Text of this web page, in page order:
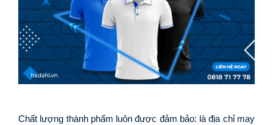
Chất lượng thành phẩm luôn được đảm bảo: là địa chỉ may